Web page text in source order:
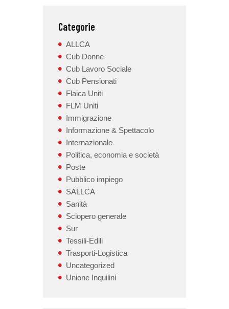
Categorie
ALLCA
Cub Donne
Cub Lavoro Sociale
Cub Pensionati
Flaica Uniti
FLM Uniti
Immigrazione
Informazione & Spettacolo
Internazionale
Politica, economia e società
Poste
Pubblico impiego
SALLCA
Sanità
Sciopero generale
Sur
Tessili-Edili
Trasporti-Logistica
Uncategorized
Unione Inquilini